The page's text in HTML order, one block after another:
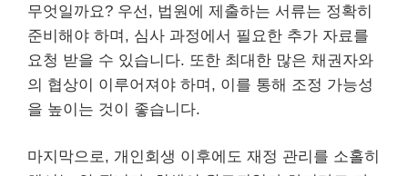
무엇일까요? 우선, 법원에 제출하는 서류는 정확히
준비해야 하며, 심사 과정에서 필요한 추가 자료를
요청 받을 수 있습니다. 또한 최대한 많은 채권자와
의 협상이 이루어져야 하며, 이를 통해 조정 가능성
을 높이는 것이 좋습니다.
마지막으로, 개인회생 이후에도 재정 관리를 소홀히